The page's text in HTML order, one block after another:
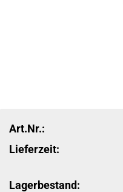
Art.Nr.:
Lieferzeit:
Lagerbestand: